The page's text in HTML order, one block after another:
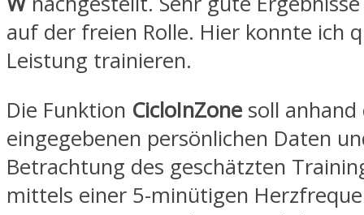
auf der freien Rolle. Hier konnte ich
Leistung trainieren.
Die Funktion CicloInZone soll anhand
eingegebenen persönlichen Daten
Betrachtung des geschätzten
mittels einer 5-minütigen